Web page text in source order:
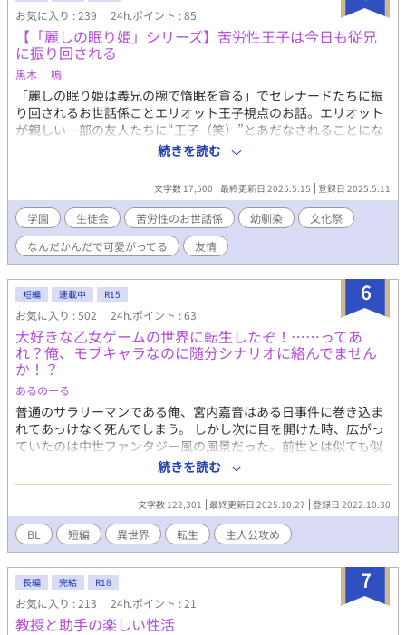
※ムーンさん用に一話あたりの文字数が多いため分割して掲載。
初日のみ４話、毎日６話更新します。 本編５６話×分割２話＋お
まけの１話、合計１１３話。
お気に入り : 239 24h.ポイント : 85
【「麗しの眠り姫」シリーズ】苦労性王子は今日も従兄
に振り回される
黒木 鳴
「麗しの眠り姫は義兄の腕で惰眠を貪る」でセレナードたちに振
り回されるお世話係ことエリオット王子視点のお話。エリオット
が親しい一部の友人たちに“王子（笑）”とあだなされることにな
った文化祭の「sleeping beauty」をめぐるお話や生徒会のわち
ゃわちゃなど。【「麗しの眠り姫」シリーズ】第三段！！義兄さ
まの出番が少ないのでBL要素は少なめです。
続きを読む
文字数 17,500 最終更新日 2025.5.15 登録日 2025.5.11
学園 生徒会 苦労性のお世話係 幼馴染
文化祭
なんだかんだで可愛がってる
友情
6
短編 連載中 R15
お気に入り : 502 24h.ポイント : 63
大好きな乙女ゲームの世界に転生したぞ！……ってあ
れ？俺、モブキャラなのに随分シナリオに絡んでません
か！？
あるのーる
普通のサラリーマンである俺、宮内嘉音はある日事件に巻き込ま
れてあっけなく死んでしまう。 しかし次に目を開けた時、広がっ
ていたのは中世ファンタジー風の風景だった。前世とは似ても似
つかない風貌の10歳の侯爵令息、カノン・アルベントとして生活
していく中、俺はあることに気が付いてしまう。どうやら俺は
「きっと未来は素晴らしく煌めく」、通称「きみすき」という好
きだった乙女ゲームの世界に転生しているようだった。 ……とな
れば、俺のやりたいことはただ一つ。シナリオの途中で死んでし
まう運命である俺の推しキャラ（モブ）をなんとしてでも生存さ
せたい。 学園に入学するため勉強をしたり、熱心に魔法の訓練を
したり。我が家に降りかかる災いを避けたり辺境伯令息と婚約し
たり、と慌ただしく日々を過ごした俺は、15になりようやくゲー
ムの舞台である王立学園に入学することができた。 ……って、俺
続きを読む
文字数 122,301 最終更新日 2025.10.27 登録日 2022.10.30
BL 短編 異世界 転生 主人公攻め
7
長編 完結 R18
お気に入り : 213 24h.ポイント : 21
教授と助手の楽しい性活